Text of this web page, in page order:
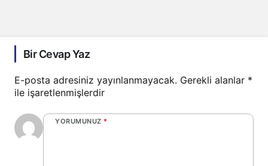
Bir Cevap Yaz
E-posta adresiniz yayınlanmayacak. Gerekli alanlar *
ile işaretlenmişlerdir
YORUMUNUZ *